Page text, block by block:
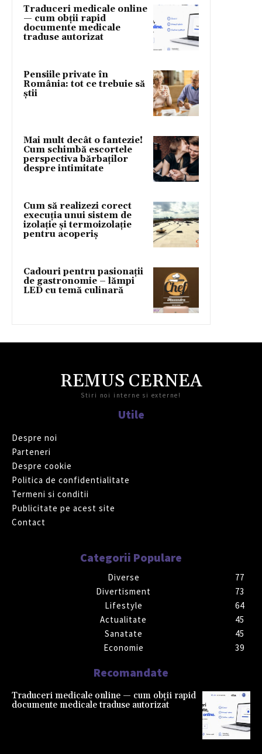
Traduceri medicale online
— cum obții rapid
documente medicale
traduse autorizat
Pensiile private în
România: tot ce trebuie să
știi
Mai mult decât o fantezie!
Cum schimbă escortele
perspectiva bărbaților
despre intimitate
Cum să realizezi corect
execuția unui sistem de
izolație și termoizolație
pentru acoperiș
Cadouri pentru pasionații
de gastronomie – lămpi
LED cu temă culinară
REMUS CERNEA
Stiri noi interne si externe!
Utile
Despre noi
Parteneri
Despre cookie
Politica de confidentialitate
Termeni si conditii
Publicitate pe acest site
Contact
Categorii Populare
Diverse
77
Divertisment
73
Lifestyle
64
Actualitate
45
Sanatate
45
Economie
39
Recomandate
Traduceri medicale online — cum obții rapid
documente medicale traduse autorizat